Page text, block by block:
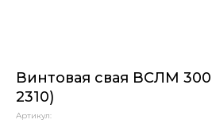
Винтовая свая ВСЛМ
2310)
Артикул: